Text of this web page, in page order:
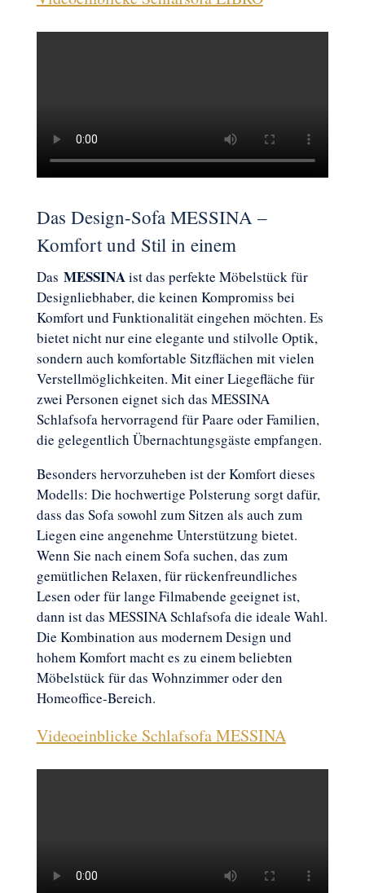
Das Design-Sofa MESSINA –
Komfort und Stil in einem
Das MESSINAist das perfekte Möbelstück für
Designliebhaber, die keinen Kompromiss bei
Komfort und Funktionalität eingehen möchten. Es
bietet nicht nur eine elegante und stilvolle Optik,
sondern auch komfortable Sitzflächen mit vielen
Verstellmöglichkeiten. Mit einer Liegefläche für
zwei Personen eignet sich das MESSINA
Schlafsofa hervorragend für Paare oder Familien,
die gelegentlich Übernachtungsgäste empfangen.
Besonders hervorzuheben ist der Komfort dieses
Modells: Die hochwertige Polsterung sorgt dafür,
dass das Sofa sowohl zum Sitzen als auch zum
Liegen eine angenehme Unterstützung bietet.
Wenn Sie nach einem Sofa suchen, das zum
gemütlichen Relaxen, für rückenfreundliches
Lesen oder für lange Filmabende geeignet ist,
dann ist das MESSINA Schlafsofa die ideale Wahl.
Die Kombination aus modernem Design und
hohem Komfort macht es zu einem beliebten
Möbelstück für das Wohnzimmer oder den
Homeoffice-Bereich.
Videoeinblicke Schlafsofa MESSINA